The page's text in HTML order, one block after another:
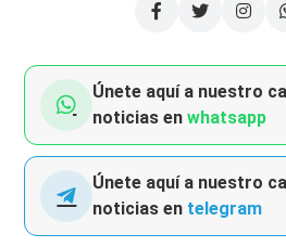
Únete aquí a nuestro
noticias enwhatsapp
Únete aquí a nuestro
noticias en telegram